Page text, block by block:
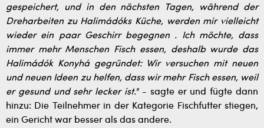
gespeichert, und in den nächsten Tagen, während der
Dreharbeiten zu Halimádóks Küche, werden mir vielleicht
wieder ein paar Geschirr begegnen . Ich möchte, dass
immer mehr Menschen Fisch essen, deshalb wurde das
Halimádók Konyhá gegründet: Wir versuchen mit neuen
und neuen Ideen zu helfen, dass wir mehr Fisch essen, weil
er gesund und sehr lecker ist."- sagte er und fügte dann
hinzu: Die Teilnehmer in der Kategorie Fischfutter stiegen,
ein Gericht war besser als das andere.